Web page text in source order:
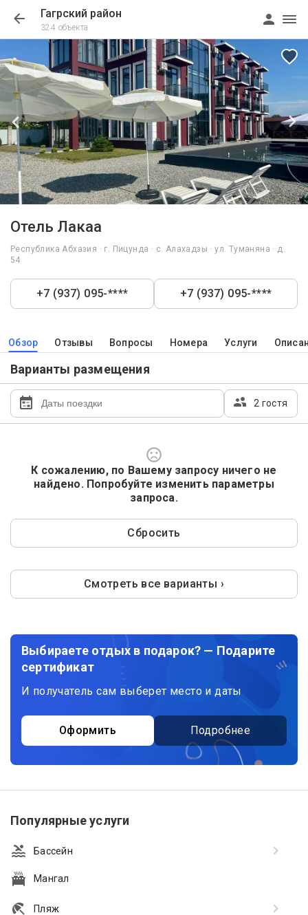
Гагрский район
324 объекта
Отель Лакаа
Республика Абхазия · г. Пицунда · с. Алахадзы · ул. Туманяна · д.
54
+7 (937) 095-**** +7 (937) 095-****
Обзор Отзывы Вопросы Номера Услуги
Варианты размещения
2 гостя
К сожалению, по Вашему запросу ничего не
найдено. Попробуйте изменить параметры
запроса.
Сбросить
Смотреть все варианты ›
Выбираете отдых в подарок? — Подарите
сертификат
И получатель сам выберет место и даты
Оформить Подробнее
Популярные услуги
Бассейн
Мангал
Пляж